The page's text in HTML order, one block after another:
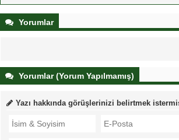
Yorumlar
Yorumlar (Yorum Yapılmamış)
Yazı hakkında görüşlerinizi belirtmek